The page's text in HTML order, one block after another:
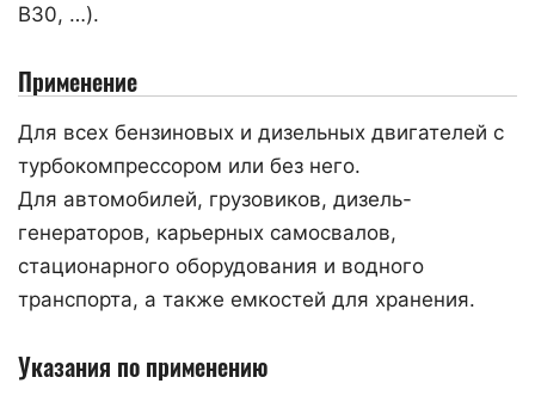
B30, …).
Применение
Для всех бензиновых и дизельных двигателей с
турбокомпрессором или без него.
Для автомобилей, грузовиков, дизель-
генераторов, карьерных самосвалов,
стационарного оборудования и водного
транспорта, а также емкостей для хранения.
Указания по применению